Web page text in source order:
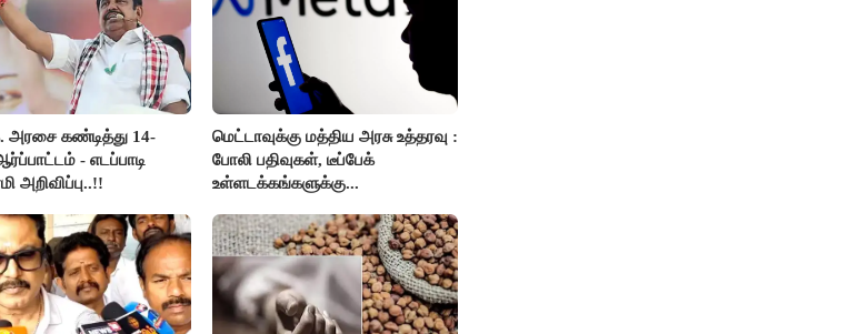
அரசை கண்டித்து 14-
- எடப்பாடி
அறிவிப்பு..!!
மெட்டாவுக்கு மத்திய அரசு உத்தரவு :
போலி பதிவுகள், டீப்பேக்
உள்ளடக்கங்களுக்கு...